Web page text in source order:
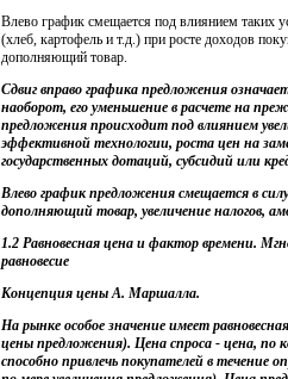
Влево график смещается под влиянием таких
(хлеб, картофель и т.д.) при росте доходов
дополняющий товар.
Сдвиг вправо графика предложения
наоборот, его уменьшение в расчете на
предложения происходит под влиянием
эффективной технологии, роста цен на
государственных дотаций, субсидий или
Влево график предложения смещается в
дополняющий товар, увеличение налогов,
1.2 Равновесная цена и фактор времени.
равновесие
Концепция цены А. Маршалла.
На рынке особое значение имеет
цены предложения). Цена спроса - цена, по
способно привлечь покупателей в течение